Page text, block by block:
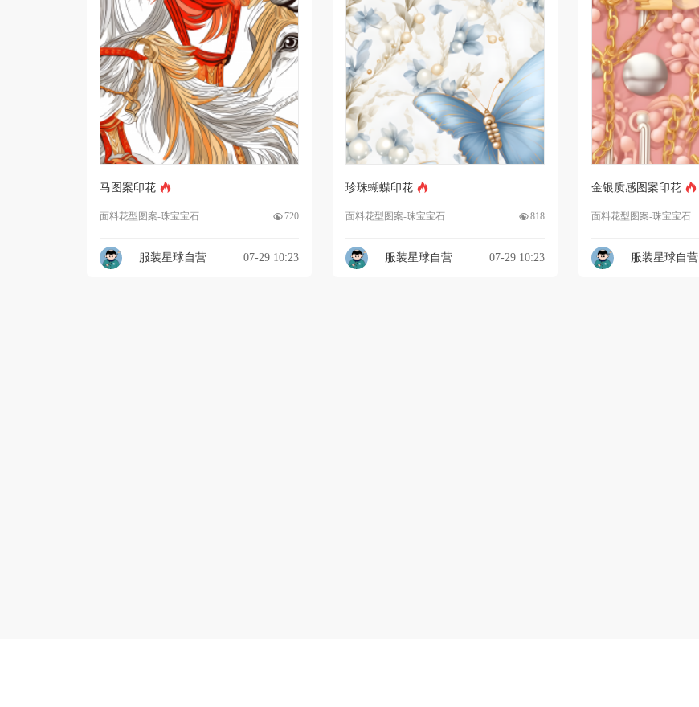
马图案印花
面料花型图案-珠宝宝石 720
服装星球自营 07-29 10:23
珍珠蝴蝶印花
面料花型图案-珠宝宝石 818
服装星球自营 07-29 10:23
金银质感图案印花
面料花型图案-珠宝宝石
服装星球自营